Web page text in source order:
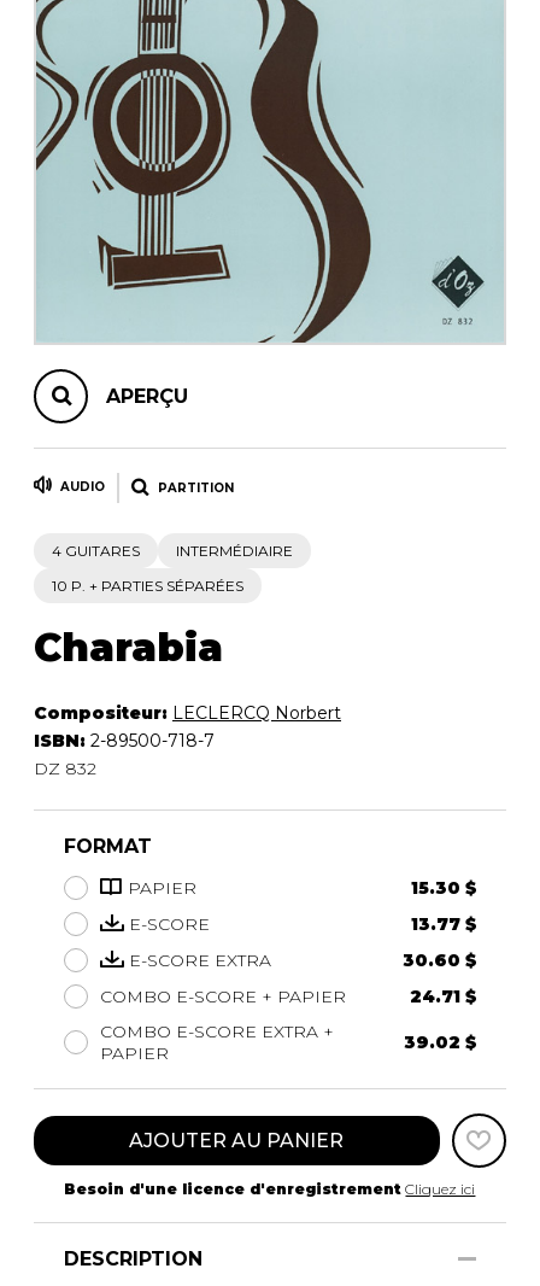
AUTRES PRODUITS
APERÇU
AUDIO PARTITION
4 GUITARES
INTERMÉDIAIRE
10 P. + PARTIES SÉPARÉES
Charabia
Compositeur: LECLERCQ Norbert
ISBN: 2-89500-718-7
DZ 832
FORMAT
PAPIER
15.30 $
E-SCORE
13.77 $
E-SCORE EXTRA
30.60 $
COMBO E-SCORE + PAPIER
24.71 $
COMBO E-SCORE EXTRA +
PAPIER
39.02 $
AJOUTER AU PANIER
Besoin d'une licence d'enregistrement Cliquez ici
DESCRIPTION